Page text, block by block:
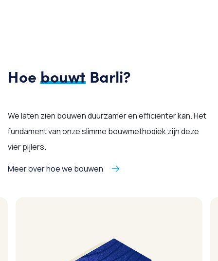
Hoe bouwt Barli?
We laten zien bouwen duurzamer en efficiënter kan. Het
fundament van onze slimme bouwmethodiek zijn deze
vier pijlers.
Meer over hoe we bouwen